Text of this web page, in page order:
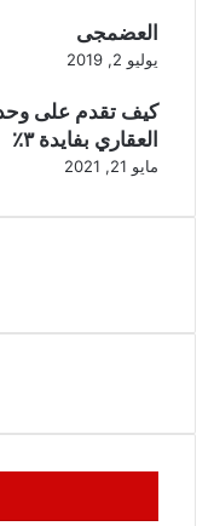
العضمجى
يوليو 2, 2019
كيف تقدم على
العقاري بفايدة ٣٪
مايو 21, 2021